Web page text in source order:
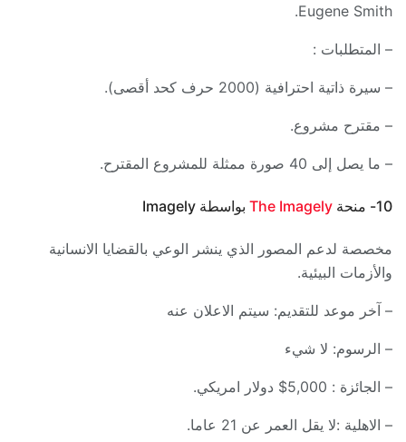
Eugene Smith.
– المتطلبات :
– سيرة ذاتية احترافية (2000 حرف كحد أقصى).
– مقترح مشروع.
– ما يصل إلى 40 صورة ممثلة للمشروع المقترح.
10- منحة The Imagely بواسطة Imagely
مخصصة لدعم المصور الذي ينشر الوعي بالقضايا الانسانية
والأزمات البيئية.
– آخر موعد للتقديم: سيتم الاعلان عنه
– الرسوم: لا شيء
– الجائزة : 5,000$ دولار امريكي.
– الاهلية :لا يقل العمر عن 21 عاما.